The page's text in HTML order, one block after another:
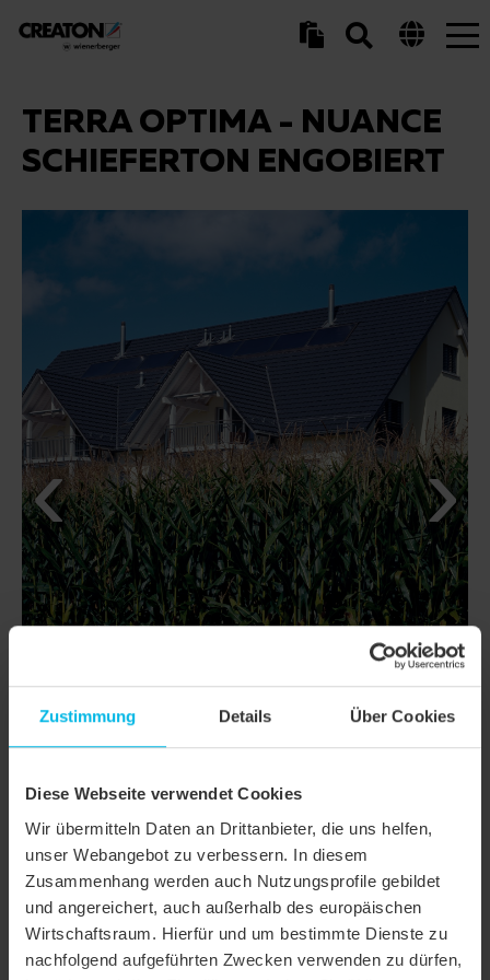
Zustimmung Details Über Cookies
Diese Webseite verwendet Cookies
Wir übermitteln Daten an Drittanbieter, die uns helfen,
unser Webangebot zu verbessern. In diesem
Zusammenhang werden auch Nutzungsprofile gebildet
und angereichert, auch außerhalb des europäischen
Wirtschaftsraum. Hierfür und um bestimmte Dienste zu
nachfolgend aufgeführten Zwecken verwenden zu dürfen,
TERRA OPTIMA - NUANCE
SCHIEFERTON ENGOBIERT
DETAILS
MODELL TERRA OPTIMA
Produktfamilie Reformziegel
Produktgruppe Dachziegel